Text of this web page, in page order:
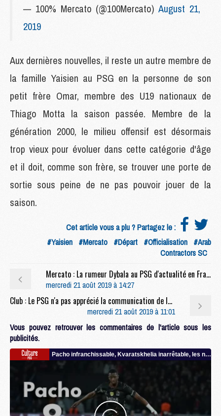
— 100% Mercato (@100Mercato)August 21,
2019
Aux dernières nouvelles, il reste un autre membre de
la famille Yaisien au PSG en la personne de son
petit frère Omar, membre des U19 nationaux de
Thiago Motta la saison passée. Membre de la
génération 2000, le milieu offensif est désormais
trop vieux pour évoluer dans cette catégorie d'âge
et il doit, comme son frère, se trouver une porte de
sortie sous peine de ne pas pouvoir jouer de la
saison.
Cet article vous a plu ? Partagez le :
#Yaisien #Mercato #Départ #Officialisation #Arab
Contractors SC
Mercato : La rumeur Dybala au PSG d'actualité en France, bien moins en Italie
mercredi 21 août 2019 à 14:27
Club : Le PSG n'a pas apprécié la communication de la Seleção sur Neymar (UOL)
mercredi 21 août 2019 à 11:01
Vous pouvez retrouver les commentaires de l'article sous les
publicités.